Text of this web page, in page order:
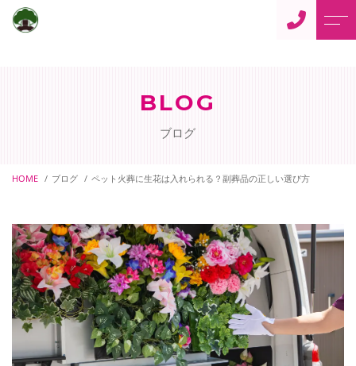
ご供養
御朱印について
ペットの訪問火葬
寺カフェ「蓮花」
よくある質問
ブログ
当寺からのお知らせ
BLOG
ブログ
HOME ブログ ペット火葬に生花は入れられる？副葬品の正しい選び方